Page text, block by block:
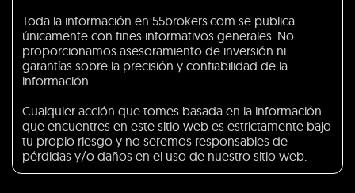
Toda la información en 55brokers.com se publica
únicamente con fines informativos generales. No
proporcionamos asesoramiento de inversión ni
garantías sobre la precisión y confiabilidad de la
información.
Cualquier acción que tomes basada en la información
que encuentres en este sitio web es estrictamente bajo
tu propio riesgo y no seremos responsables de
pérdidas y/o daños en el uso de nuestro sitio web.